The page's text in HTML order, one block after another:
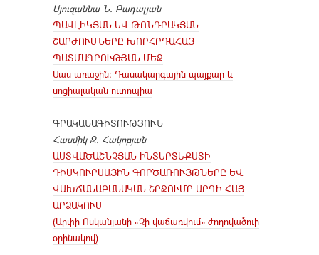
Սյուզաննա Ն. Բադալյան
ՊԱՎԼԻԿՅԱՆ ԵՎ ԹՈՆԴՐԱԿՅԱՆ
ՇԱՐԺՈՒՄՆԵՐԸ ԽՈՐՀՐԴԱՀԱՅ
ՊԱՏՄԱԳՐՈՒԹՅԱՆ ՄԵՋ
Մաս առաջին։ Դասակարգային պայքար և
սոցիալական ուտոպիա
ԳՐԱԿԱՆԱԳԻՏՈՒԹՅՈՒՆ
Հասմիկ Ջ. Հակոբյան
ԱՍՏՎԱԾԱՇՆՉՅԱՆ ԻՆՏԵՐՏԵՔՍՏԻ
ԴԻՍԿՈՒՐՍԱՅԻՆ ԳՈՐԾԱՌՈՒՅԹՆԵՐԸ ԵՎ
ՎԱԽՃԱՆԱԲԱՆԱԿԱՆ ՇՐՋՈՒՄԸ ԱՐԴԻ ՀԱՅ
ԱՐՁԱԿՈՒՄ
(Արփի Ոսկանյանի «Չի վաճառվում» ժողովածուի
օրինակով)